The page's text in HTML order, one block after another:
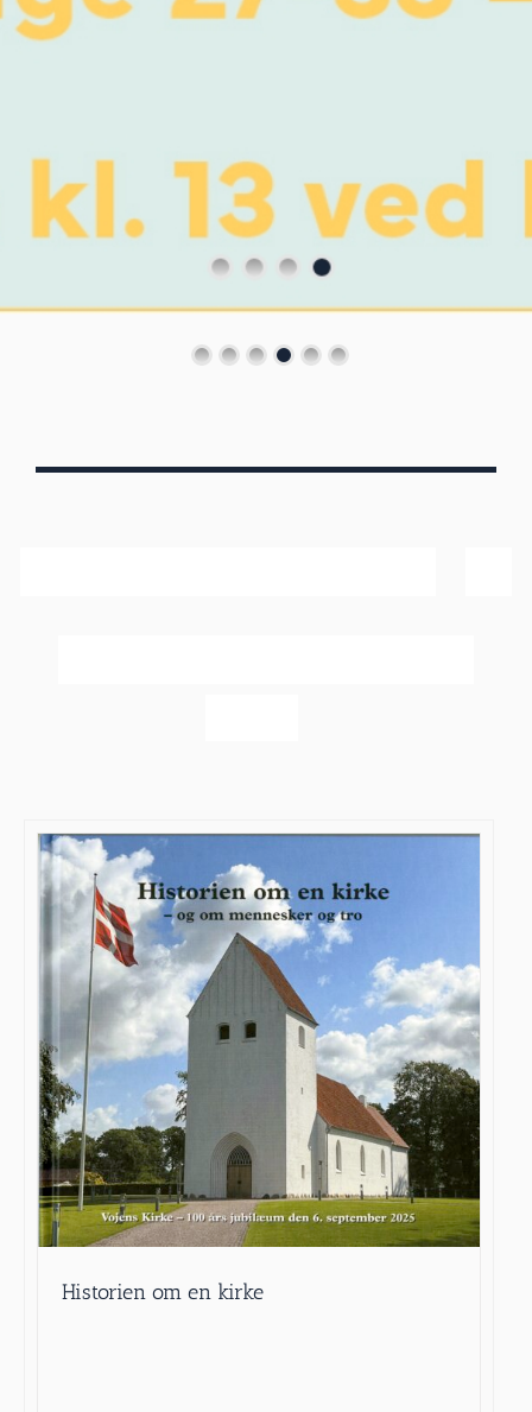
Historien om en kirke